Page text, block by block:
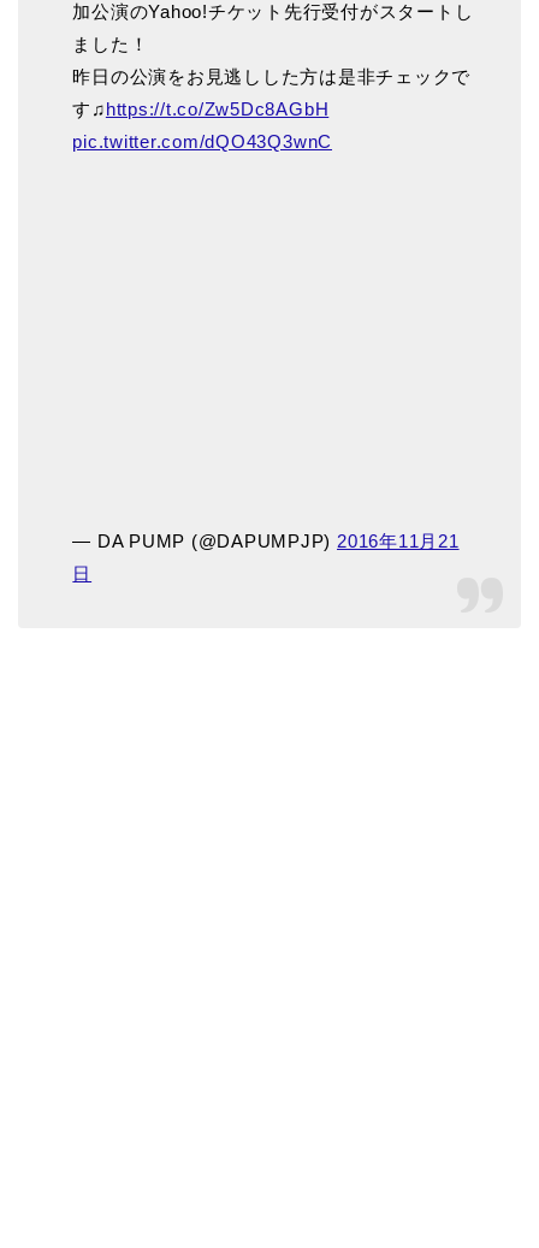
加公演のYahoo!チケット先行受付がスタートし
ました！
昨日の公演をお見逃しした方は是非チェックで
す♫https://t.co/Zw5Dc8AGbH
pic.twitter.com/dQO43Q3wnC
— DA PUMP (@DAPUMPJP) 2016年11月21
日